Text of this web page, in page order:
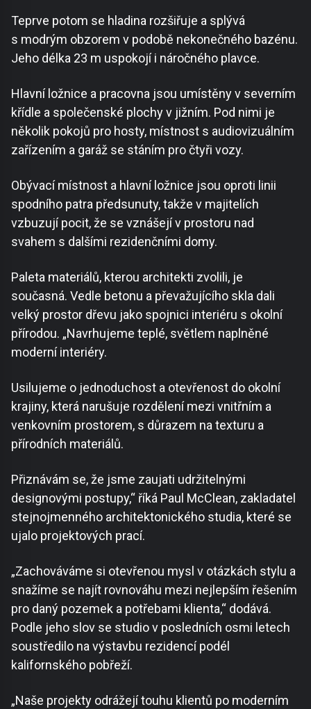
Teprve potom se hladina rozšiřuje a splývá
s modrým obzorem v podobě nekonečného bazénu.
Jeho délka 23 m uspokojí i náročného plavce.
Hlavní ložnice a pracovna jsou umístěny v severním
křídle a společenské plochy v jižním. Pod nimi je
několik pokojů pro hosty, místnost s audiovizuálním
zařízením a garáž se stáním pro čtyři vozy.
Obývací místnost a hlavní ložnice jsou oproti linii
spodního patra předsunuty, takže v majitelích
vzbuzují pocit, že se vznášejí v prostoru nad
svahem s dalšími rezidenčními domy.
Paleta materiálů, kterou architekti zvolili, je
současná. Vedle betonu a převažujícího skla dali
velký prostor dřevu jako spojnici interiéru s okolní
přírodou. „Navrhujeme teplé, světlem naplněné
moderní interiéry.
Usilujeme o jednoduchost a otevřenost do okolní
krajiny, která narušuje rozdělení mezi vnitřním a
venkovním prostorem, s důrazem na texturu a
přírodních materiálů.
Přiznávám se, že jsme zaujati udržitelnými
designovými postupy,“ říká Paul McClean, zakladatel
stejnojmenného architektonického studia, které se
ujalo projektových prací.
„Zachováváme si otevřenou mysl v otázkách stylu a
snažíme se najít rovnováhu mezi nejlepším řešením
pro daný pozemek a potřebami klienta,“ dodává.
Podle jeho slov se studio v posledních osmi letech
soustředilo na výstavbu rezidencí podél
kalifornského pobřeží.
„Naše projekty odrážejí touhu klientů po moderním